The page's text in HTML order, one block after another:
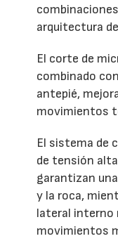
arquitectura
El corte de
combinado
antepié,
movimientos
El sistema de
de tensión
garantizan
y la roca,
lateral interno
movimientos